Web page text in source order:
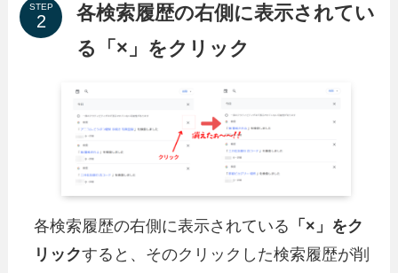
STEP
各検索履歴の右側に表示されてい
る「×」をクリック
各検索履歴の右側に表示されている 「×」をク
リックすると、そのクリックした検索履歴が削